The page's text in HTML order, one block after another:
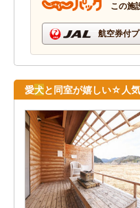
この施
航空券付
愛犬と同室が嬉しい☆人